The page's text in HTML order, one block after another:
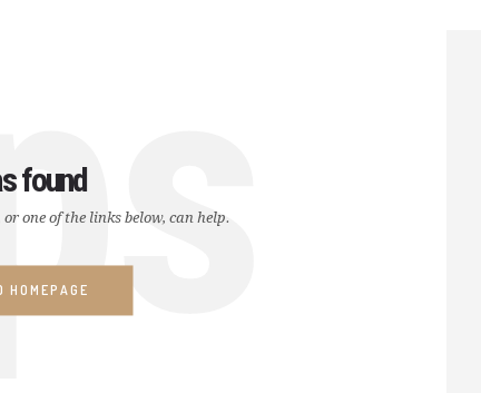
found
one of the links below, can help.
HOMEPAGE